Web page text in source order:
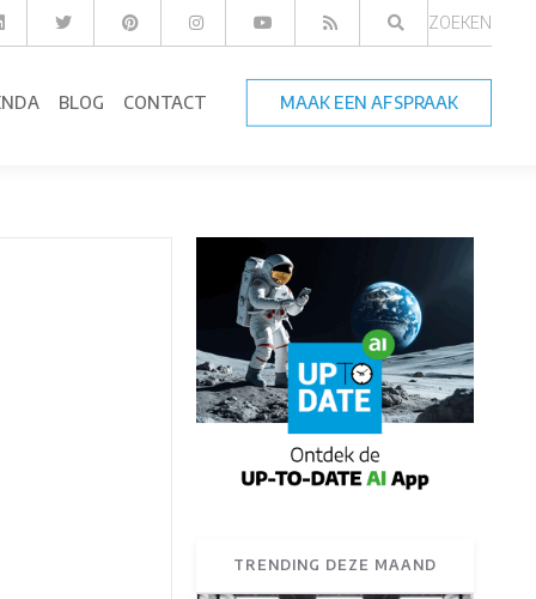
ZOEKEN
BLOG CONTACT MAAK EEN AFSPRAAK
TRENDING DEZE MAAND